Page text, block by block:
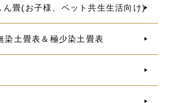
ん畳(お子様、ペット共生生活向け)
土畳表＆極少染土畳表